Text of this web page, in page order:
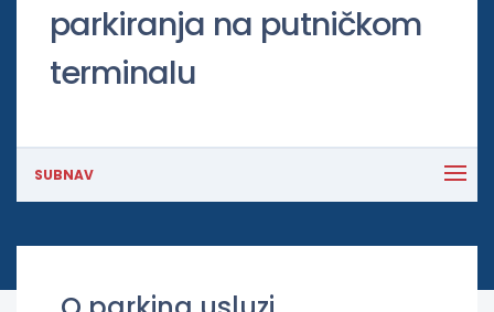
parkiranja na putničkom
terminalu
SUBNAV